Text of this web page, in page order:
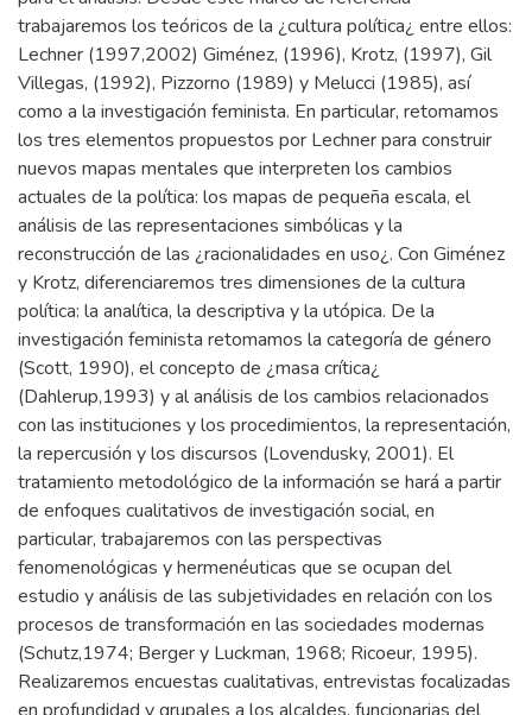
trabajaremos los teóricos de la ¿cultura política¿ entre ellos:
Lechner (1997,2002) Giménez, (1996), Krotz, (1997), Gil
Villegas, (1992), Pizzorno (1989) y Melucci (1985), así
como a la investigación feminista. En particular, retomamos
los tres elementos propuestos por Lechner para construir
nuevos mapas mentales que interpreten los cambios
actuales de la política: los mapas de pequeña escala, el
análisis de las representaciones simbólicas y la
reconstrucción de las ¿racionalidades en uso¿. Con Giménez
y Krotz, diferenciaremos tres dimensiones de la cultura
política: la analítica, la descriptiva y la utópica. De la
investigación feminista retomamos la categoría de género
(Scott, 1990), el concepto de ¿masa crítica¿
(Dahlerup,1993) y al análisis de los cambios relacionados
con las instituciones y los procedimientos, la representación,
la repercusión y los discursos (Lovendusky, 2001). El
tratamiento metodológico de la información se hará a partir
de enfoques cualitativos de investigación social, en
particular, trabajaremos con las perspectivas
fenomenológicas y hermenéuticas que se ocupan del
estudio y análisis de las subjetividades en relación con los
procesos de transformación en las sociedades modernas
(Schutz,1974; Berger y Luckman, 1968; Ricoeur, 1995).
Realizaremos encuestas cualitativas, entrevistas focalizadas